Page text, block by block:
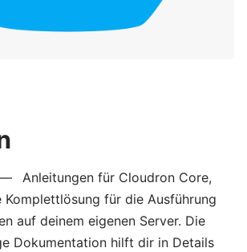
—
Anleitungen für Cloudron Core,
Komplettlösung für die Ausführung
auf deinem eigenen Server. Die
Dokumentation hilft dir in Details